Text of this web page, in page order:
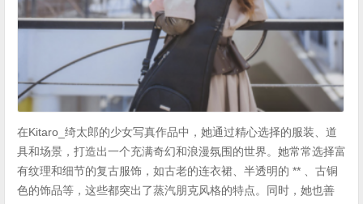
在Kitaro_绮太郎的少女写真作品中，她通过精心选择的服装、道
具和场景，打造出一个充满奇幻和浪漫氛围的世界。她常常选择富
有纹理和细节的复古服饰，如古老的连衣裙、半透明的 ** 、古铜
色的饰品等，这些都突出了蒸汽朋克风格的特点。同时，她也善